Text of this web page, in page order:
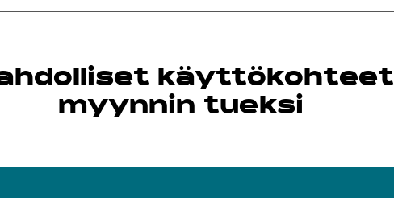
käyttökohteet
myynnin tueksi